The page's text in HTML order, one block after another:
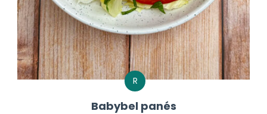
R
Babybel panés